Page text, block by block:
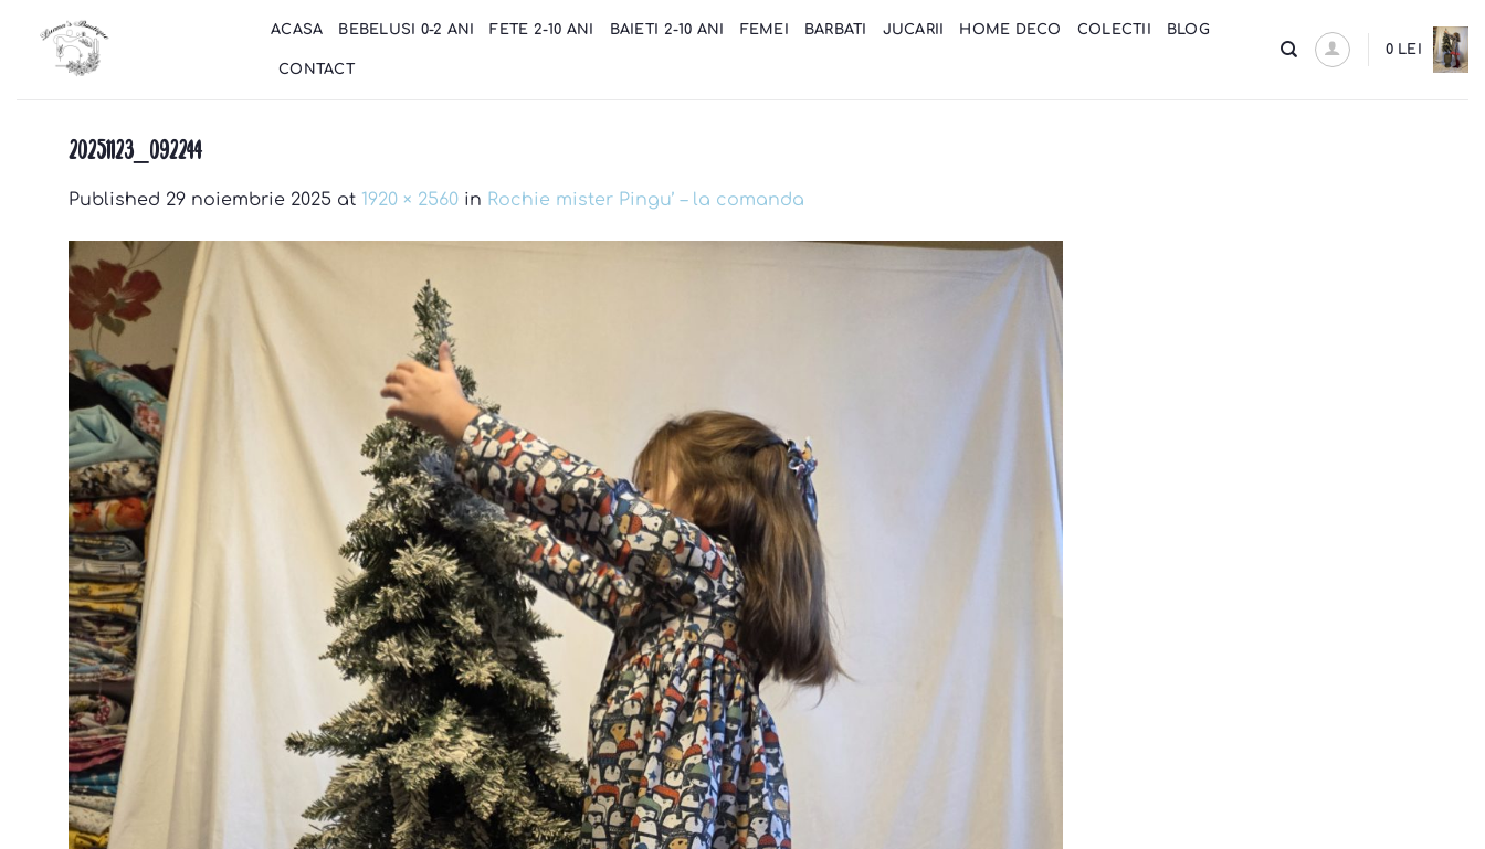
content
ACASA BEBELUSI 0-2 ANI FETE 2-10 ANI BAIETI 2-10 ANI FEMEI BARBATI JUCARII HOME DECO COLECTII BLOG
CONTACT
0 LEI
20251123_092244
Published 29 noiembrie 2025 at 1920 × 2560 in Rochie mister Pingu’ – la comanda